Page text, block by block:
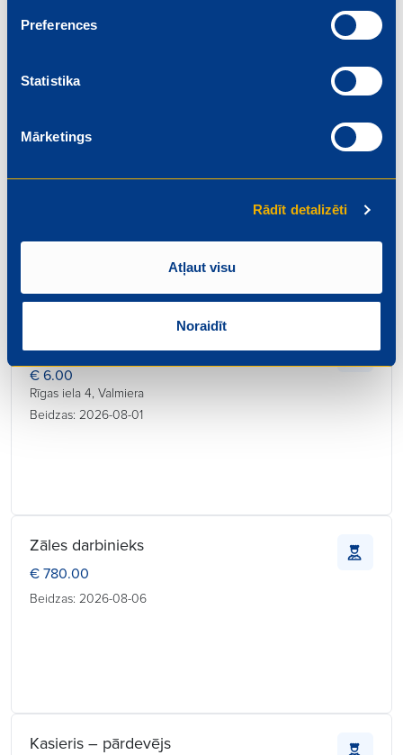
Preferences
Statistika
Mārketings
Rādīt detalizēti
Atļaut visu
Noraidīt
Beidzas: 2026-08-01
Pārdevējs
€ 6.20
Konditors – maiznieks
€ 6.00
Rīgas iela 4, Valmiera
Beidzas: 2026-08-01
Zāles darbinieks
€ 780.00
Beidzas: 2026-08-06
Kasieris – pārdevējs